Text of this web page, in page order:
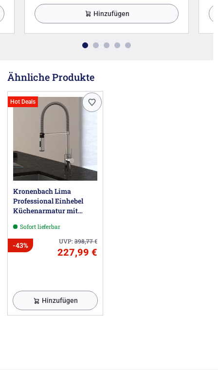
Hinzufügen
Ähnliche Produkte
Hot Deals
Kronenbach Lima
Professional Einhebel
Küchenarmatur mit
Auslauf, Handbrause mit
2 Strahlarten
Sofort lieferbar
UVP:398,77€
-43%
227,99 €
Hinzufügen